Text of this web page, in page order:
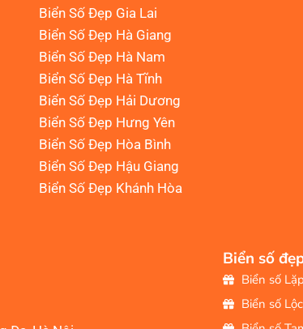
Biển Số Đẹp Gia Lai
Biển Số Đẹp Hà Giang
Biển Số Đẹp Hà Nam
Biển Số Đẹp Hà Tĩnh
Biển Số Đẹp Hải Dương
Biển Số Đẹp Hưng Yên
Biển Số Đẹp Hòa Bình
Biển Số Đẹp Hậu Giang
Biển Số Đẹp Khánh Hòa
Biển số
Biển số
Biển số